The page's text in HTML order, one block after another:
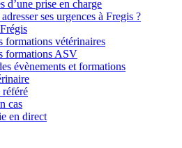
d’une prise en charge
ses urgences à Fregis ?
formations vétérinaires
formations ASV
évènements et formations
référé
cas
en direct